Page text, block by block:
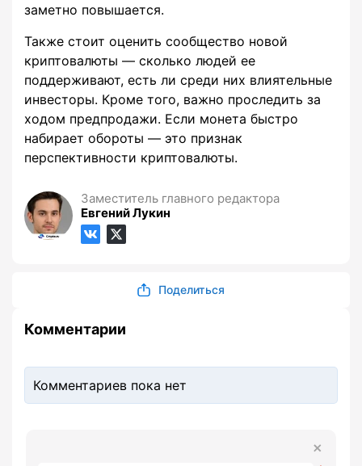
заметно повышается.
Также стоит оценить сообщество новой
криптовалюты — сколько людей ее
поддерживают, есть ли среди них влиятельные
инвесторы. Кроме того, важно проследить за
ходом предпродажи. Если монета быстро
набирает обороты — это признак
перспективности криптовалюты.
Заместитель главного редактора
Евгений Лукин
Поделиться
Комментарии
Комментариев пока нет